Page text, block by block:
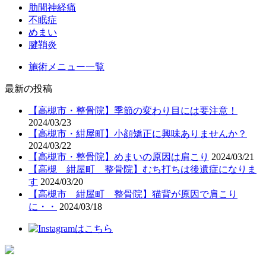
肋間神経痛
不眠症
めまい
腱鞘炎
施術メニュー一覧
最新の投稿
【高槻市・整骨院】季節の変わり目には要注意！
2024/03/23
【高槻市・紺屋町】小顔矯正に興味ありませんか？
2024/03/22
【高槻市・整骨院】めまいの原因は肩こり 2024/03/21
【高槻 紺屋町 整骨院】むち打ちは後遺症になりま
す 2024/03/20
【高槻市 紺屋町 整骨院】猫背が原因で肩こり
に・・
2024/03/18